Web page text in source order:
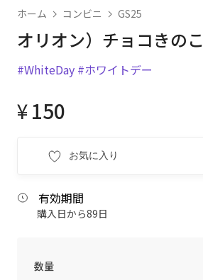
ホーム コンビニ GS25
オリオン）チョコきのこ
#WhiteDay #ホワイトデー
¥150
お気に入り
有効期間
購入日から89日
数量